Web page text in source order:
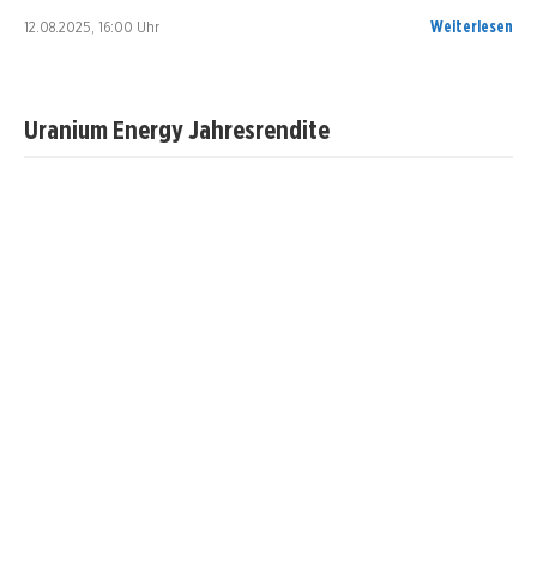
12.08.2025, 16:00 Uhr Weiterlesen
Uranium Energy Jahresrendite